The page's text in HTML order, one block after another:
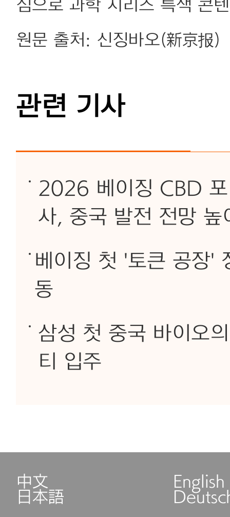
심으로 과학 시리즈 특색 콘
원문 출처: 신징바오(新京报)
관련 기사
2026 베이징 CBD
사, 중국 발전 전망 높
베이징 첫 '토큰 공장'
동
삼성 첫 중국 바이오
티 입주
中文 English
日本語